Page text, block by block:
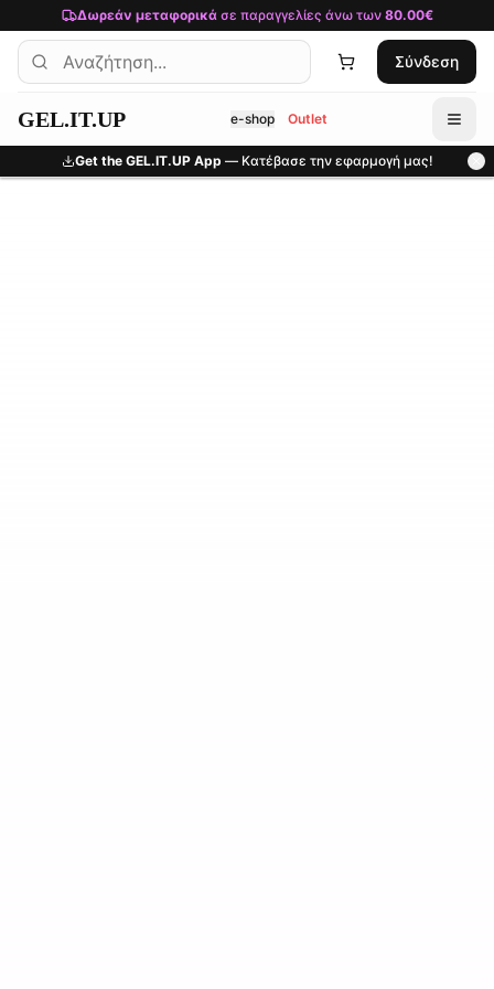
Μετάβαση στο κύριο περιεχόμενο
Δωρεάν μεταφορικάσε παραγγελίες άνω των 80.00€
Σύνδεση
GEL.IT.UP e-shop Outlet
Get the GEL.IT.UP App — Κατέβασε την εφαρμογή μας!